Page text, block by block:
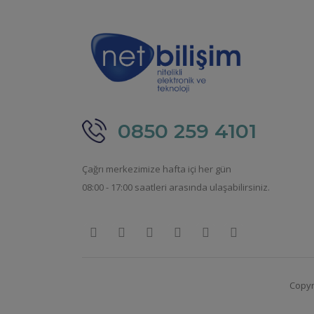
0850 259 4101
Çağrı merkezimize hafta içi her gün
08:00 - 17:00 saatleri arasında ulaşabilirsiniz.